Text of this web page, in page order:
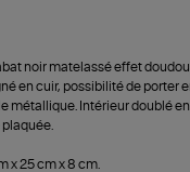
noir matelassé effet
en cuir, possibilité de porter
métallique. Intérieur doublé
x 25 cm x 8 cm.